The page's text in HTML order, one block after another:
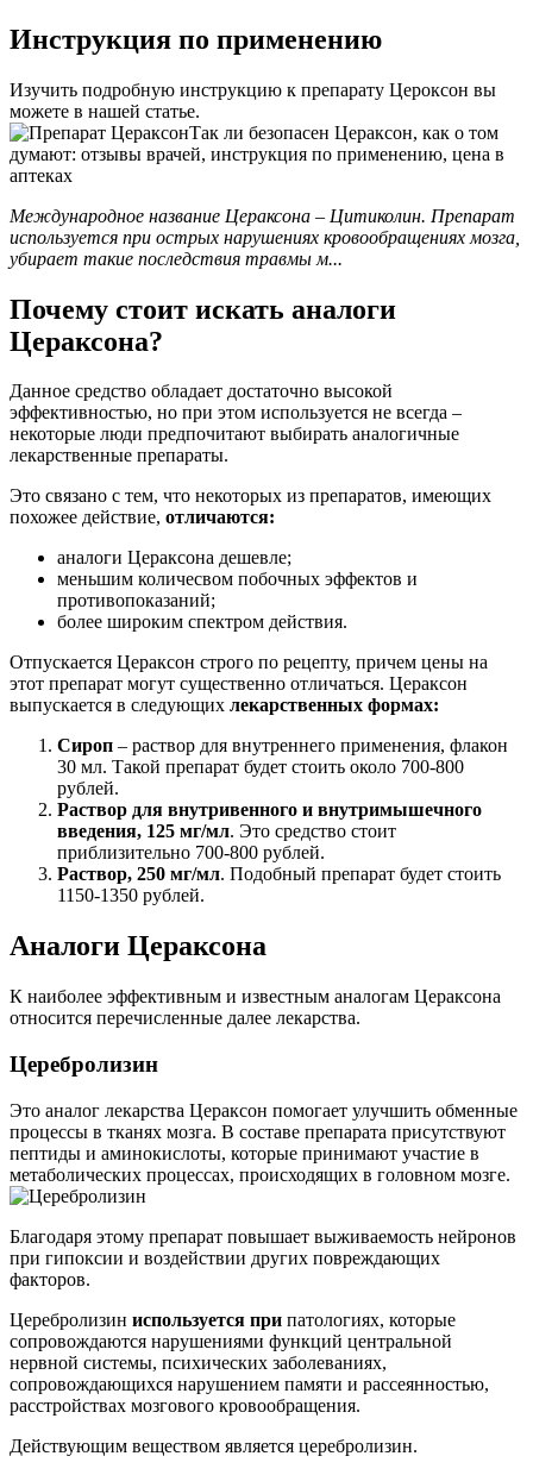
Инструкция по применению
Изучить подробную инструкцию к препарату Цероксон вы
можете в нашей статье.
Так ли безопасен Цераксон, как о том
думают: отзывы врачей, инструкция по применению, цена в
аптеках
Международное название Цераксона – Цитиколин. Препарат
используется при острых нарушениях кровообращениях мозга,
убирает такие последствия травмы м...
Почему стоит искать аналоги
Цераксона?
Данное средство обладает достаточно высокой
эффективностью, но при этом используется не всегда –
некоторые люди предпочитают выбирать аналогичные
лекарственные препараты.
Это связано с тем, что некоторых из препаратов, имеющих
похожее действие, отличаются:
аналоги Цераксона дешевле;
меньшим количесвом побочных эффектов и
противопоказаний;
более широким спектром действия.
Отпускается Цераксон строго по рецепту, причем цены на
этот препарат могут существенно отличаться. Цераксон
выпускается в следующих лекарственных формах:
Сироп – раствор для внутреннего применения, флакон
30 мл. Такой препарат будет стоить около 700-800
рублей.
Раствор для внутривенного и внутримышечного
введения, 125 мг/мл. Это средство стоит
приблизительно 700-800 рублей.
Раствор, 250 мг/мл. Подобный препарат будет стоить
1150-1350 рублей.
Аналоги Цераксона
К наиболее эффективным и известным аналогам Цераксона
относится перечисленные далее лекарства.
Церебролизин
Это аналог лекарства Цераксон помогает улучшить обменные
процессы в тканях мозга. В составе препарата присутствуют
пептиды и аминокислоты, которые принимают участие в
метаболических процессах, происходящих в головном мозге.
Благодаря этому препарат повышает выживаемость нейронов
при гипоксии и воздействии других повреждающих
факторов.
Церебролизин используется при патологиях, которые
сопровождаются нарушениями функций центральной
нервной системы, психических заболеваниях,
сопровождающихся нарушением памяти и рассеянностью,
расстройствах мозгового кровообращения.
Действующим веществом является церебролизин.